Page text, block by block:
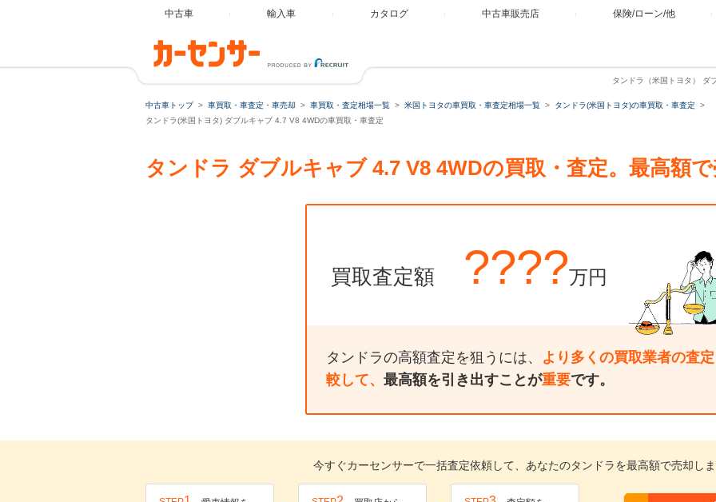
中古車 輸入車 カタログ 中古車販売店 保険/ローン/他
タンドラ（米国トヨタ） ダ
中古車トップ 車買取・車査定・車売却 車買取・査定相場一覧 米国トヨタの車買取・車査定相場一覧
タンドラ(米国トヨタ)の車買取・車査定
タンドラ(米国トヨタ) ダブルキャブ 4.7 V8 4WDの車買取・車査定
タンドラ ダブルキャブ 4.7 V8 4WDの買取・査定。最高額
買取査定額 ????万円
タンドラの高額査定を狙うには、 より多くの買取業者の査
較して、 最高額を引き出すことが重要です。
今すぐカーセンサーで一括査定依頼して、あなたのタンドラを最高額で売却しま